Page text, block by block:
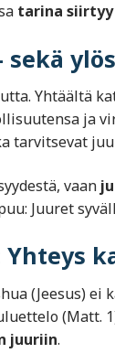
tarina
Yhtäältä
ja
tarvitsevat
vaan
Juuret
(Jeesus)
(Matt.
juuriin.